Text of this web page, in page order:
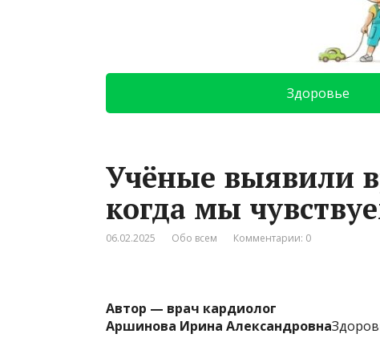
Здоровье
Учёные выявили
когда мы
06.02.2025 Обо всем Комментарии: 0
Автор — врач кардиолог
Аршинова Ирина Александровна